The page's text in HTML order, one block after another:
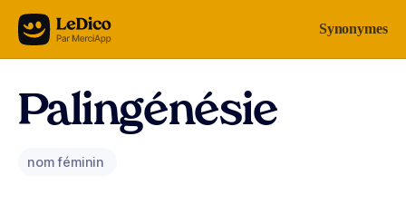
Aller au contenu Synonymes
Palingénésie
nom féminin